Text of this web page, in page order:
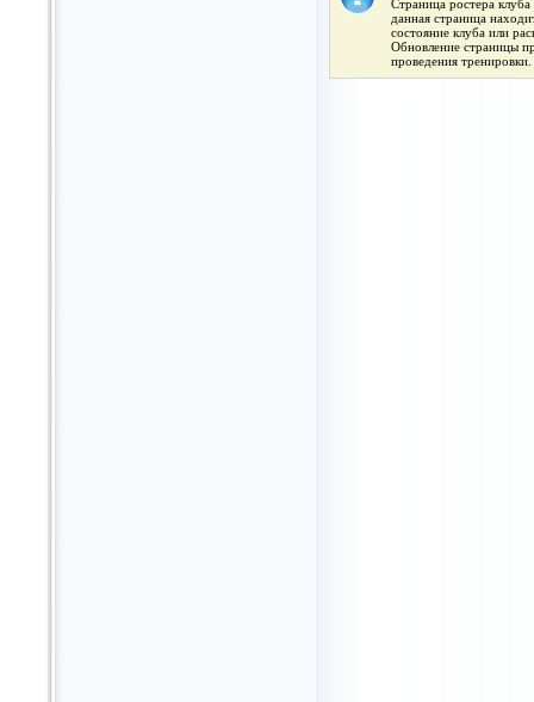
Страница ростера
данная страница
состояние клуба или
Обновление страницы
проведения тренировки.